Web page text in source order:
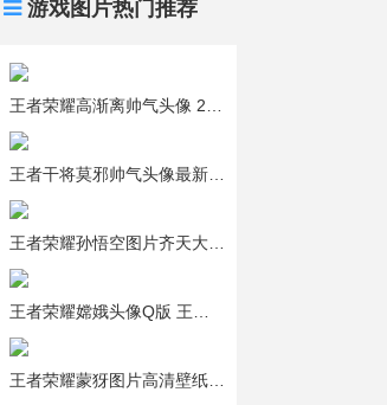
游戏图片热门推荐